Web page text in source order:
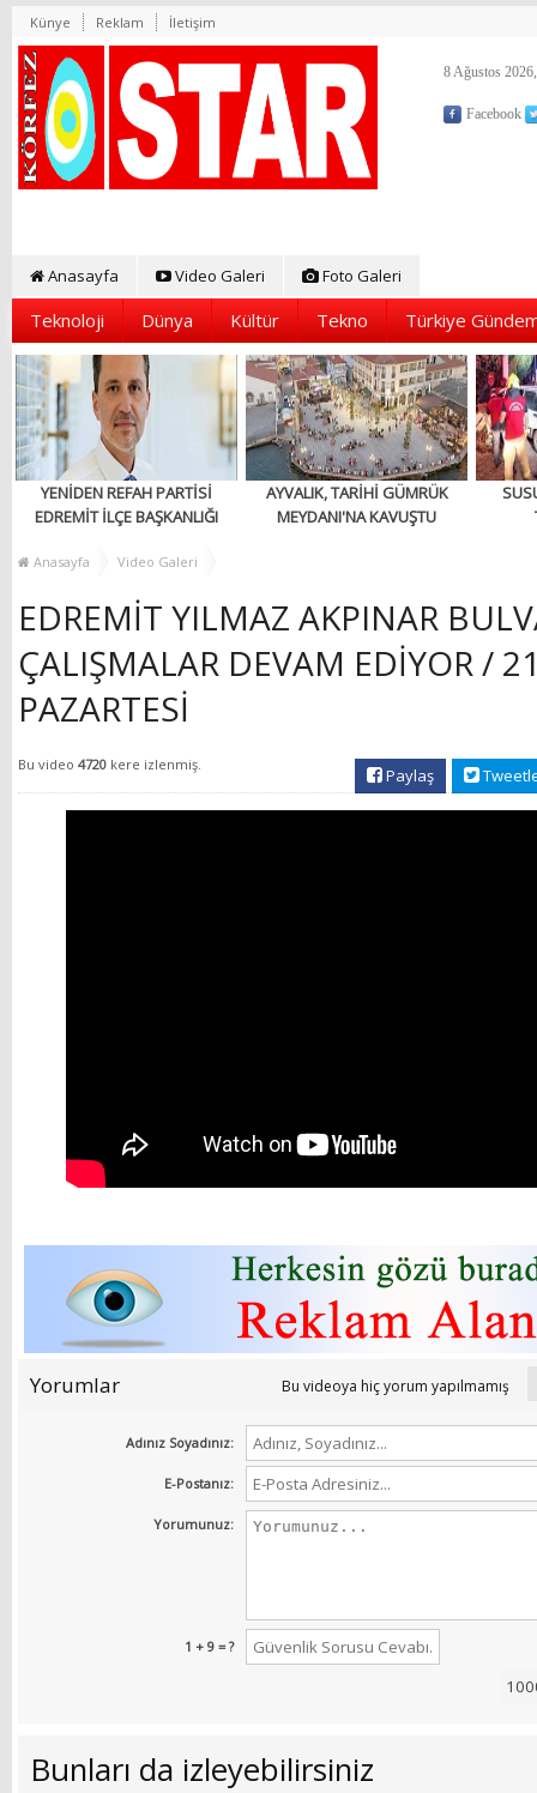
Künye Reklam İletişim
8 Ağustos
Facebook
Anasayfa Video Galeri Foto Galeri
Teknoloji Dünya Kültür Tekno Türkiye
YENİDEN REFAH PARTİSİ
EDREMİT İLÇE BAŞKANLIĞI
AÇILIYOR!
AYVALIK, TARİHİ GÜMRÜK
MEYDANI'NA KAVUŞTU
Anasayfa Video Galeri
EDREMİT YILMAZ AKPINAR
ÇALIŞMALAR DEVAM EDİYOR /
PAZARTESİ
Bu video 4720 kere izlenmiş.
Paylaş
Yorumlar Bu videoya hiç yorum yapılmamış
Adınız Soyadınız:
E-Postanız:
Yorumunuz:
1 + 9 = ?
Bunları da izleyebilirsiniz